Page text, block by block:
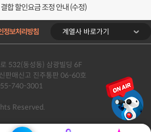
합 할인요금 조정 안내 (수정)
개정의 건 (7/1)
경 안내의 건 (7/1)
금액 변경 안내
경 안내의 건 (7/22)
정보처리방침 계열사 바로가기
532(동성동) 삼광빌딩 6F
판매신고 진주통판 06-60호
740-3001
Reserved.